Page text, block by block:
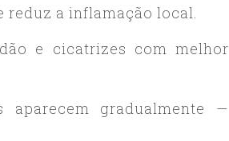
reduz a inflamação local.
e cicatrizes com melhor
gradualmente —